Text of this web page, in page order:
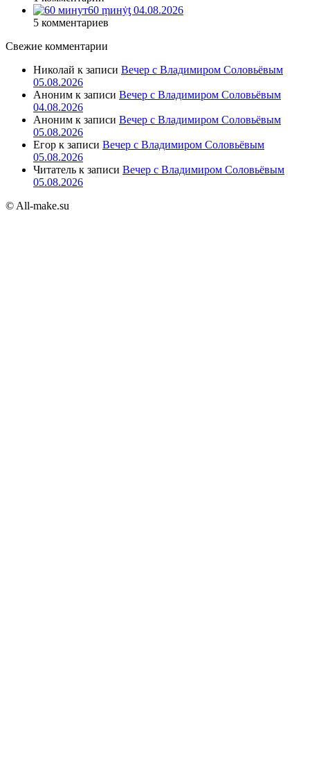
60 ṃинẏƫ 04.08.2026
5 комментариев
Свежие комментарии
Николай к записи Вечер с Владимиром Соловьёвым
05.08.2026
Аноним к записи Вечер с Владимиром Соловьёвым
04.08.2026
Аноним к записи Вечер с Владимиром Соловьёвым
05.08.2026
Егор к записи Вечер с Владимиром Соловьёвым
05.08.2026
Читатель к записи Вечер с Владимиром Соловьёвым
05.08.2026
© All-make.su